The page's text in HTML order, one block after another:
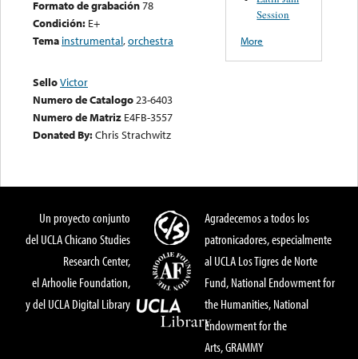
Formato de grabación78
Condición: E+
Tema instrumental,orchestra
SelloVictor
Numero de Catalogo23-6403
Numero de Matriz E4FB-3557
Donated By:Chris Strachwitz
Session
More
Un proyecto conjunto
del UCLA Chicano Studies
Research Center,
el Arhoolie Foundation,
y del UCLA Digital Library
Agradecemos a todos los
patronicadores, especialmente
al UCLA Los Tigres de Norte
Fund, National Endowment for
the Humanities, National
Endowment for the
Arts, GRAMMY